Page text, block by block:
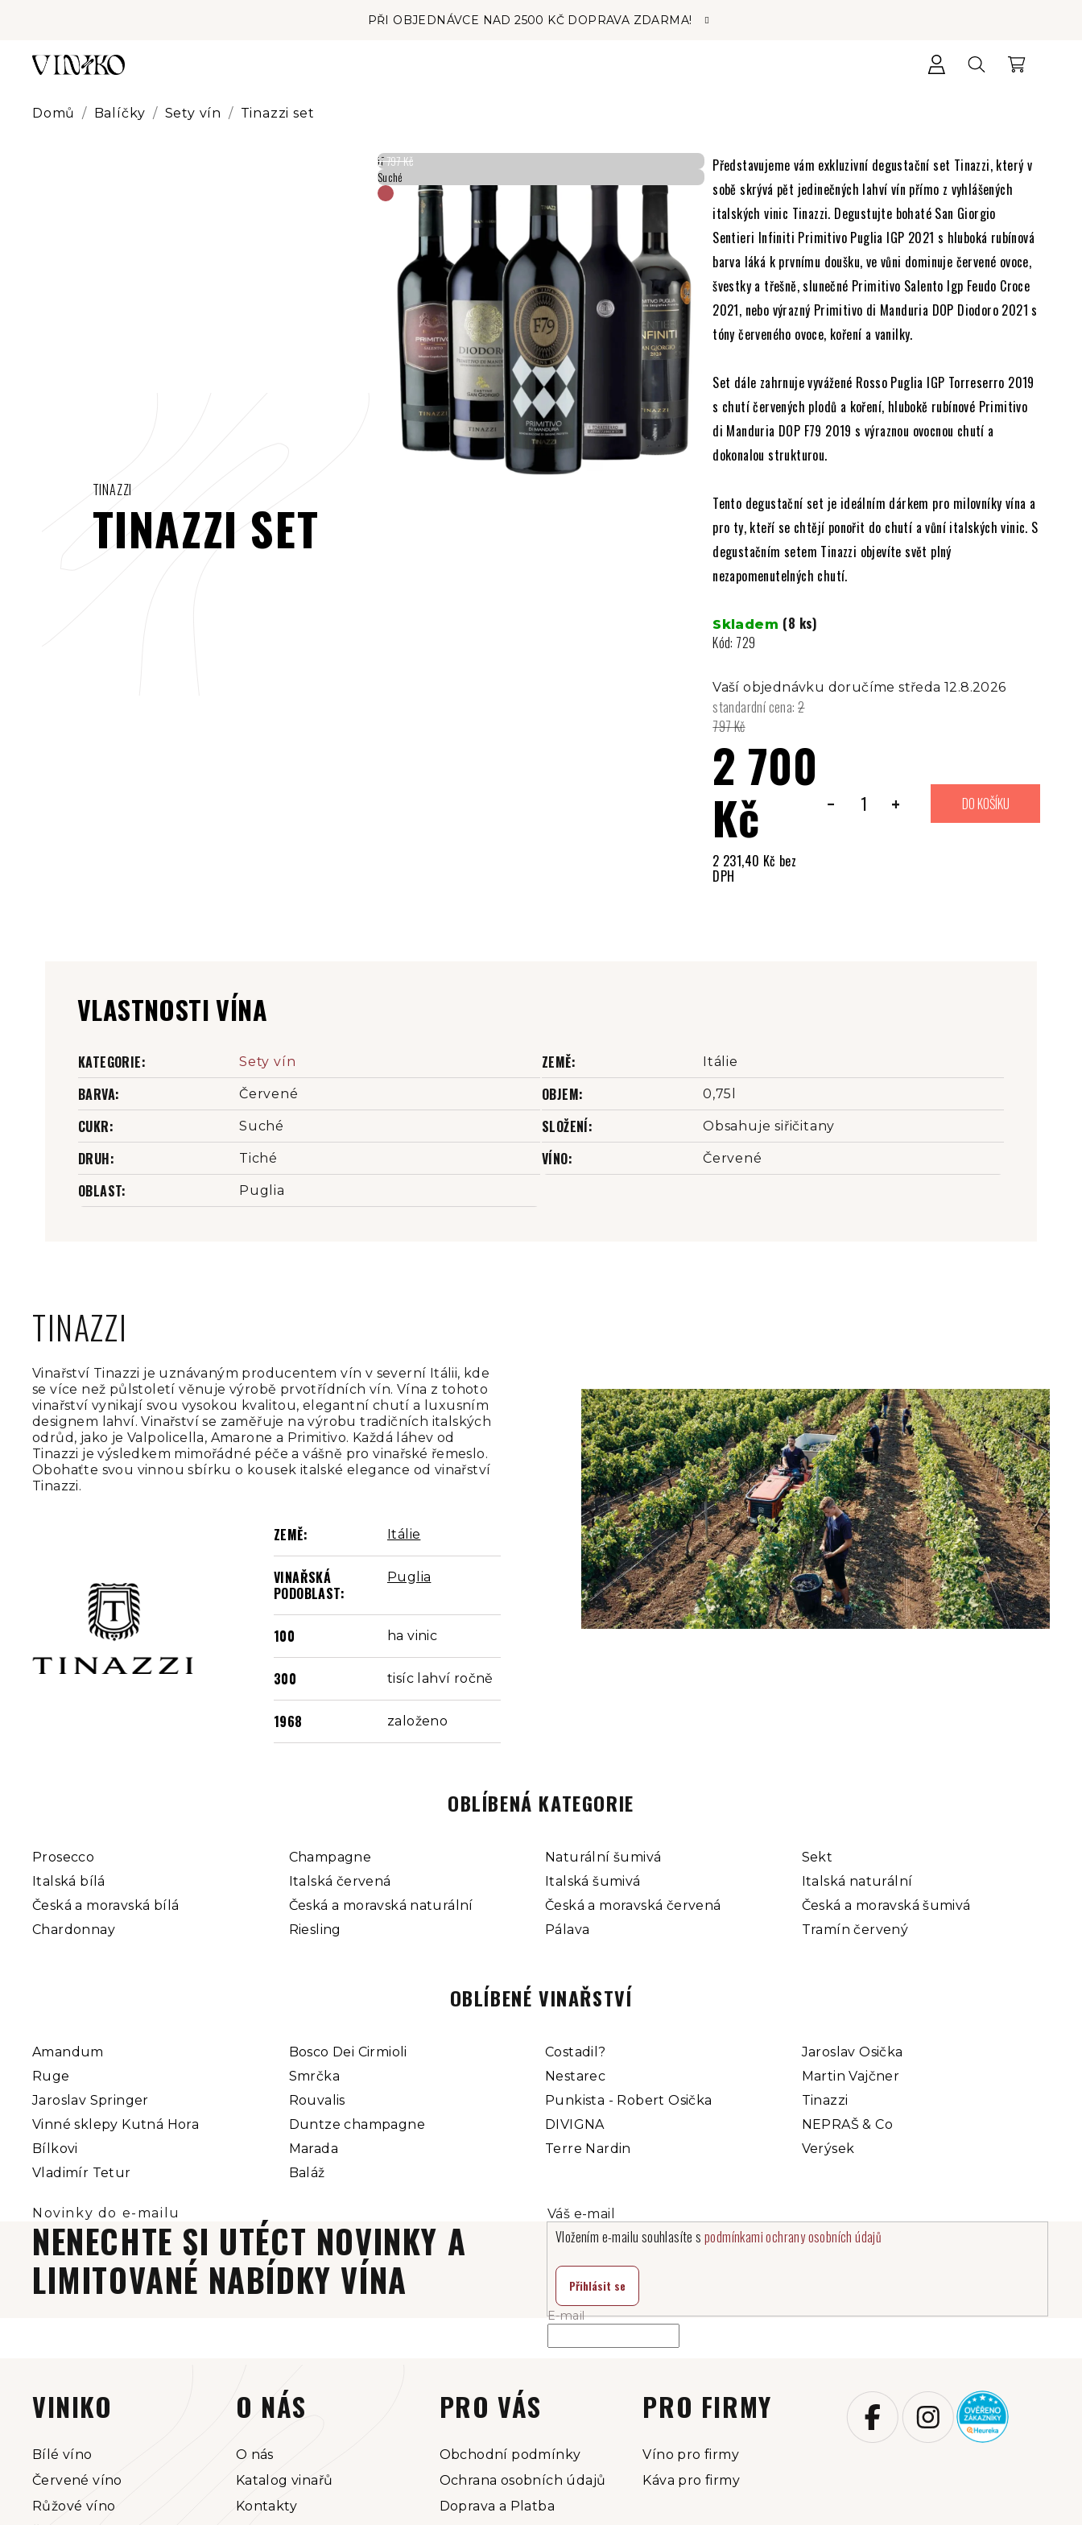
PŘI OBJEDNÁVCE NAD 2500 KČ DOPRAVA ZDARMA!
Domů / Balíčky / Sety vín / Tinazzi set
TINAZZI
TINAZZI SET
Představujeme vám exkluzivní degustační set Tinazzi, který v
sobě skrývá pět jedinečných lahví vín přímo z vyhlášených
italských vinic Tinazzi. Degustujte bohaté San Giorgio
Sentieri Infiniti Primitivo Puglia IGP 2021 s hluboká rubínová
barva láká k prvnímu doušku, ve vůni dominuje červené ovoce,
švestky a třešně, slunečné Primitivo Salento Igp Feudo Croce
2021, nebo výrazný Primitivo di Manduria DOP Diodoro 2021 s
tóny červeného ovoce, koření a vanilky.
Set dále zahrnuje vyvážené Rosso Puglia IGP Torreserro 2019
s chutí červených plodů a koření, hlubokě rubínové Primitivo
di Manduria DOP F79 2019 s výraznou ovocnou chutí a
dokonalou strukturou.
Tento degustační set je ideálním dárkem pro milovníky vína a
pro ty, kteří se chtějí ponořit do chutí a vůní italských vinic. S
degustačním setem Tinazzi objevíte svět plný
nezapomenutelných chutí.
Skladem (8 ks)
Kód: 729
Vaší objednávku doručíme středa 12.8.2026
standardní cena: 2
797 Kč
2 700
Kč
2 231,40 Kč bez
DPH
+
− DO KOŠÍKU
IT
Suché
2 797 Kč
VLASTNOSTI VÍNA
KATEGORIE: Sety vín
BARVA: Červené
CUKR: Suché
DRUH: Tiché
OBLAST: Puglia
ZEMĚ: Itálie
OBJEM: 0,75l
SLOŽENÍ: Obsahuje siřičitany
VÍNO: Červené
TINAZZI
Vinařství Tinazzi je uznávaným producentem vín v severní Itálii, kde
se více než půlstoletí věnuje výrobě prvotřídních vín. Vína z tohoto
vinařství vynikají svou vysokou kvalitou, elegantní chutí a luxusním
designem lahví. Vinařství se zaměřuje na výrobu tradičních italských
odrůd, jako je Valpolicella, Amarone a Primitivo. Každá láhev od
Tinazzi je výsledkem mimořádné péče a vášně pro vinařské řemeslo.
Obohaťte svou vinnou sbírku o kousek italské elegance od vinařství
Tinazzi.
ZEMĚ: Itálie
VINAŘSKÁ
PODOBLAST:
Puglia
100 ha vinic
300 tisíc lahví ročně
1968 založeno
OBLÍBENÁ KATEGORIE
Prosecco Champagne Naturální šumivá
Sekt
Italská bílá
Italská červená Italská šumivá
Italská naturální
Česká a moravská bílá
Česká a moravská naturální Česká a moravská červená
Česká a moravská šumivá
Chardonnay
Riesling Pálava Tramín červený
OBLÍBENÉ VINAŘSTVÍ
Amandum Bosco Dei Cirmioli Costadil?
Jaroslav Osička
Ruge
Smrčka Nestarec
Martin Vajčner
Jaroslav Springer
Rouvalis Punkista - Robert Osička
Tinazzi
Vinné sklepy Kutná Hora
Duntze champagne DIVIGNA
NEPRAŠ & Co
Bílkovi
Marada Terre Nardin
Verýsek
Vladimír Tetur
Baláž
NENECHTE SI UTÉCT NOVINKY A
LIMITOVANÉ NABÍDKY VÍNA
E-mail
Vložením e-mailu souhlasíte s podmínkami ochrany osobních údajů
Přihlásit se
VINIKO
Bílé víno
Červené víno
Růžové víno
O NÁS
O nás
Katalog vinařů
Kontakty
PRO VÁS
Obchodní podmínky
Ochrana osobních údajů
Doprava a Platba
PRO FIRMY
Víno pro firmy
Káva pro firmy